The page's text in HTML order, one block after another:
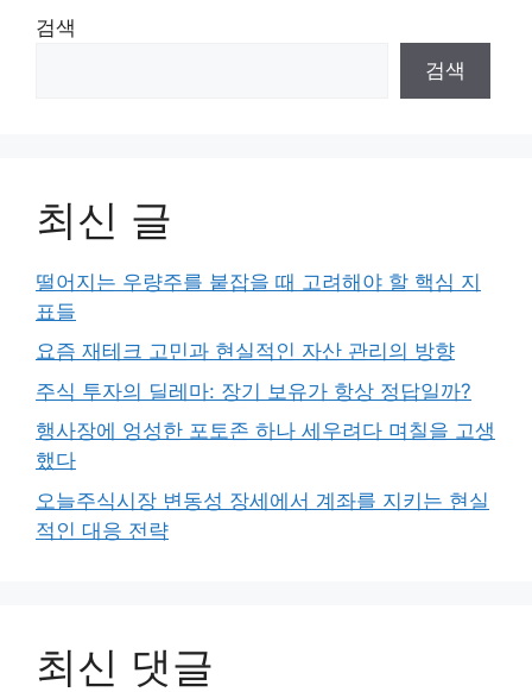
검색
검색
최신 글
떨어지는 우량주를 붙잡을 때 고려해야 할 핵심 지
표들
요즘 재테크 고민과 현실적인 자산 관리의 방향
주식 투자의 딜레마: 장기 보유가 항상 정답일까?
행사장에 엉성한 포토존 하나 세우려다 며칠을 고생
했다
오늘주식시장 변동성 장세에서 계좌를 지키는 현실
적인 대응 전략
최신 댓글